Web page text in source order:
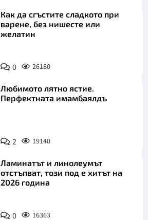
Как да сгъстите сладкото при
варене, без нишесте или
желатин
0 26180
Любимото лятно ястие.
Перфектната имамбаялдъ
2 19140
Ламинатът и линолеумът
отстъпват, този под е хитът на
2026 година
0 16363